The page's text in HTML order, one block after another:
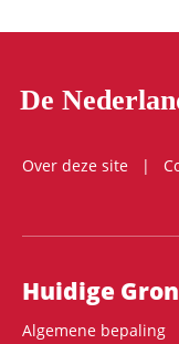
De
Over deze site
Huidige
Algemene bepaling